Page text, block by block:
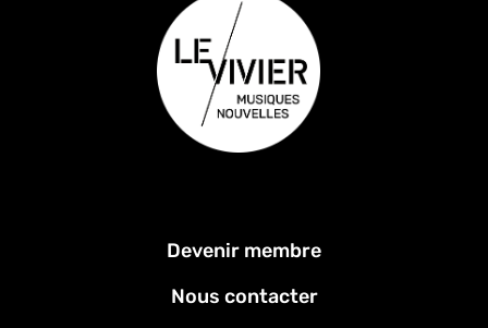
Devenir membre
Nous contacter